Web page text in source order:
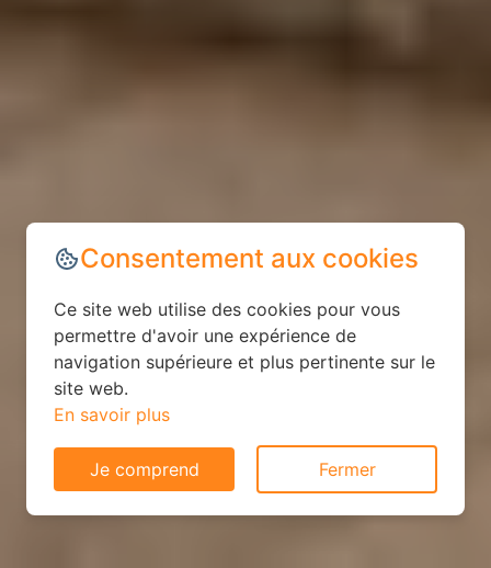
Consentement aux cookies
Ce site web utilise des cookies pour vous
permettre d'avoir une expérience de
navigation supérieure et plus pertinente sur le
site web.
En savoir plus
Je comprend Fermer